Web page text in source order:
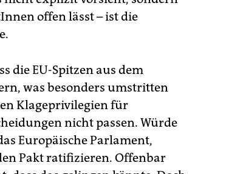
offen lässt – ist die
die EU-Spitzen aus dem
was besonders umstritten
Klageprivilegien für
nicht passen. Würde
Europäische Parlament,
Pakt ratifizieren. Offenbar